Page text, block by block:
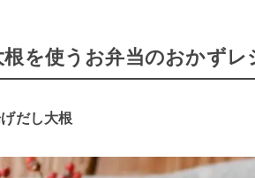
根を使うお弁当のおかずレ
だし大根